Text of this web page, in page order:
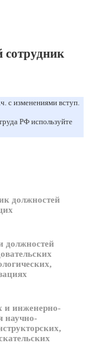
с изменениями вступ.
РФ используйте
должностей
должностей
и инженерно-
научно-